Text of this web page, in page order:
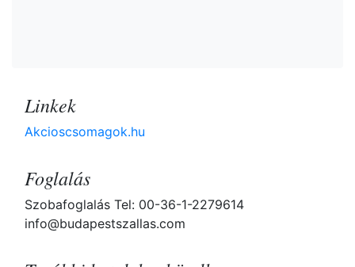
Linkek
Akcioscsomagok.hu
Foglalás
Szobafoglalás Tel: 00-36-1-2279614
info@budapestszallas.com